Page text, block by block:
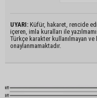
UYARI: Küfür, hakaret, rencide
içeren, imla kuralları ile
Türkçe karakter kullanılmayan
onaylanmamaktadır.